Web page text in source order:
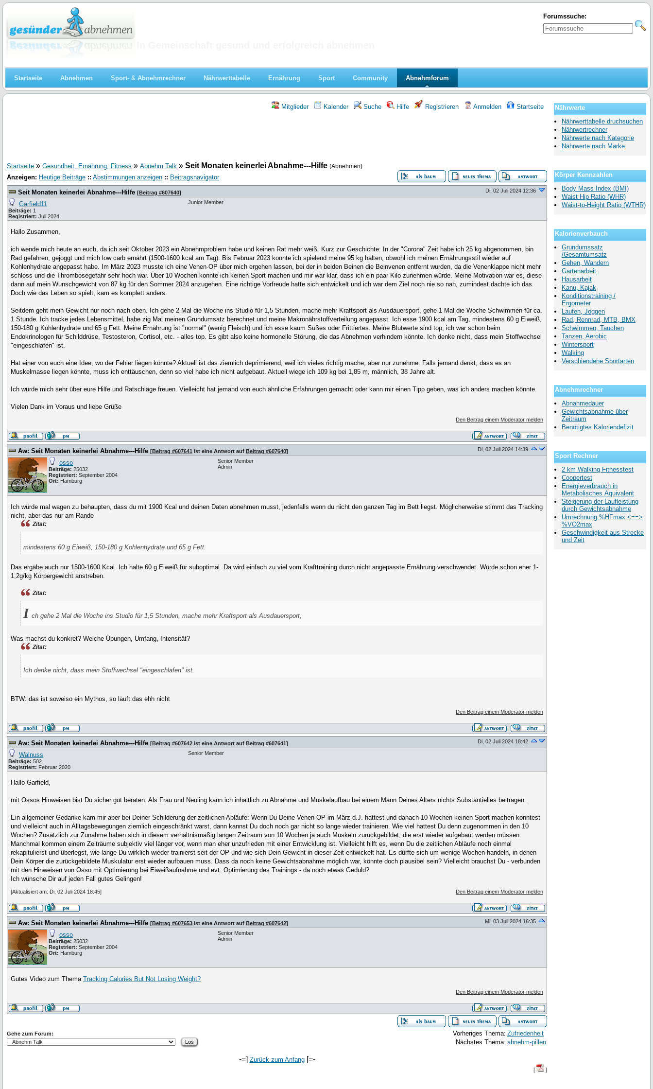
Forumssuche:
Startseite Abnehmen Sport- & Abnehmrechner Nährwerttabelle Ernährung Sport Community Abnehmforum
Mitglieder Kalender Suche Hilfe Registrieren Anmelden Startseite
Startseite » Gesundheit, Ernährung, Fitness » Abnehm Talk » Seit Monaten keinerlei Abnahme---Hilfe (Abnehmen)
Anzeigen: Heutige Beiträge :: Abstimmungen anzeigen :: Beitragsnavigator
Seit Monaten keinerlei Abnahme---Hilfe [Beitrag #607640] Di, 02 Juli 2024 12:36
Garfield11
Beiträge: 1
Registriert: Juli 2024
Junior Member
Hallo Zusammen,
ich wende mich heute an euch, da ich seit Oktober 2023 ein Abnehmproblem habe und keinen Rat mehr weiß. Kurz zur Geschichte: In der "Corona" Zeit habe ich 25 kg abgenommen, bin
Rad gefahren, gejoggt und mich low carb ernährt (1500-1600 kcal am Tag). Bis Februar 2023 konnte ich spielend meine 95 kg halten, obwohl ich meinen Ernährungsstil wieder auf
Kohlenhydrate angepasst habe. Im März 2023 musste ich eine Venen-OP über mich ergehen lassen, bei der in beiden Beinen die Beinvenen entfernt wurden, da die Venenklappe nicht mehr
schloss und die Thrombosegefahr sehr hoch war. Über 10 Wochen konnte ich keinen Sport machen und mir war klar, dass ich ein paar Kilo zunehmen würde. Meine Motivation war es, diese
dann auf mein Wunschgewicht von 87 kg für den Sommer 2024 anzugehen. Eine richtige Vorfreude hatte sich entwickelt und ich war dem Ziel noch nie so nah, zumindest dachte ich das.
Doch wie das Leben so spielt, kam es komplett anders.
Seitdem geht mein Gewicht nur noch nach oben. Ich gehe 2 Mal die Woche ins Studio für 1,5 Stunden, mache mehr Kraftsport als Ausdauersport, gehe 1 Mal die Woche Schwimmen für ca.
1 Stunde. Ich tracke jedes Lebensmittel, habe zig Mal meinen Grundumsatz berechnet und meine Makronährstoffverteilung angepasst. Ich esse 1900 kcal am Tag, mindestens 60 g Eiweiß,
150-180 g Kohlenhydrate und 65 g Fett. Meine Ernährung ist "normal" (wenig Fleisch) und ich esse kaum Süßes oder Frittiertes. Meine Blutwerte sind top, ich war schon beim
Endokrinologen für Schilddrüse, Testosteron, Cortisol, etc. - alles top. Es gibt also keine hormonelle Störung, die das Abnehmen verhindern könnte. Ich denke nicht, dass mein Stoffwechsel
"eingeschlafen" ist.
Hat einer von euch eine Idee, wo der Fehler liegen könnte? Aktuell ist das ziemlich deprimierend, weil ich vieles richtig mache, aber nur zunehme. Falls jemand denkt, dass es an
Muskelmasse liegen könnte, muss ich enttäuschen, denn so viel habe ich nicht aufgebaut. Aktuell wiege ich 109 kg bei 1,85 m, männlich, 38 Jahre alt.
Ich würde mich sehr über eure Hilfe und Ratschläge freuen. Vielleicht hat jemand von euch ähnliche Erfahrungen gemacht oder kann mir einen Tipp geben, was ich anders machen könnte.
Vielen Dank im Voraus und liebe Grüße
Den Beitrag einem Moderator melden
Aw: Seit Monaten keinerlei Abnahme---Hilfe [Beitrag #607641 ist eine Antwort auf Beitrag #607640] Di, 02 Juli 2024 14:39
osso
Beiträge: 25032
Registriert: September 2004
Ort: Hamburg
Senior Member
Admin
Ich würde mal wagen zu behaupten, dass du mit 1900 Kcal und deinen Daten abnehmen musst, jedenfalls wenn du nicht den ganzen Tag im Bett liegst. Möglicherweise stimmt das Tracking
nicht, aber das nur am Rande
Zitat:
mindestens 60 g Eiweiß, 150-180 g Kohlenhydrate und 65 g Fett.
Das ergäbe auch nur 1500-1600 Kcal. Ich halte 60 g Eiweiß für suboptimal. Da wird einfach zu viel vom Krafttraining durch nicht angepasste Ernährung verschwendet. Würde schon eher 1-
1,2g/kg Körpergewicht anstreben.
Zitat:
I ch gehe 2 Mal die Woche ins Studio für 1,5 Stunden, mache mehr Kraftsport als Ausdauersport,
Was machst du konkret? Welche Übungen, Umfang, Intensität?
Zitat:
Ich denke nicht, dass mein Stoffwechsel "eingeschlafen" ist.
BTW: das ist soweiso ein Mythos, so läuft das ehh nicht
Den Beitrag einem Moderator melden
Aw: Seit Monaten keinerlei Abnahme---Hilfe [Beitrag #607642 ist eine Antwort auf Beitrag #607641 ] Di, 02 Juli 2024 18:42
Walnuss
Beiträge: 502
Registriert: Februar 2020
Senior Member
Hallo Garfield,
mit Ossos Hinweisen bist Du sicher gut beraten. Als Frau und Neuling kann ich inhaltlich zu Abnahme und Muskelaufbau bei einem Mann Deines Alters nichts Substantielles beitragen.
Ein allgemeiner Gedanke kam mir aber bei Deiner Schilderung der zeitlichen Abläufe: Wenn Du Deine Venen-OP im März d.J. hattest und danach 10 Wochen keinen Sport machen konntest
und vielleicht auch in Alltagsbewegungen ziemlich eingeschränkt warst, dann kannst Du doch noch gar nicht so lange wieder trainieren. Wie viel hattest Du denn zugenommen in den 10
Wochen? Zusätzlich zur Zunahme haben sich in diesem verhältnismäßig langen Zeitraum von 10 Wochen ja auch Muskeln zurückgebildet, die erst wieder aufgebaut werden müssen.
Manchmal kommen einem Zeiträume subjektiv viel länger vor, wenn man eher unzufrieden mit einer Entwicklung ist. Vielleicht hilft es, wenn Du die zeitlichen Abläufe noch einmal
rekapitulierst und überlegst, wie lange Du wirklich wieder trainierst seit der OP und wie sich Dein Gewicht in dieser Zeit entwickelt hat. Es dürfte sich um wenige Wochen handeln, in denen
Dein Körper die zurückgebildete Muskulatur erst wieder aufbauen muss. Dass da noch keine Gewichtsabnahme möglich war, könnte doch plausibel sein? Vielleicht brauchst Du - verbunden
mit den Hinweisen von Osso mit Optimierung bei Eiweißaufnahme und evt. Optimierung des Trainings - da noch etwas Geduld?
Ich wünsche Dir auf jeden Fall gutes Gelingen!
[Aktualisiert am: Di, 02 Juli 2024 18:45] Den Beitrag einem Moderator melden
Aw: Seit Monaten keinerlei Abnahme---Hilfe [Beitrag #607653 ist eine Antwort auf Beitrag #607642] Mi, 03 Juli 2024 16:35
osso
Beiträge: 25032
Registriert: September 2004
Ort: Hamburg
Senior Member
Admin
Gutes Video zum ThemaTracking Calories But Not Losing Weight?
Den Beitrag einem Moderator melden
Vorheriges Thema: Zufriedenheit
Nächstes Thema: abnehm-pillen
Gehe zum Forum:
-=] Zurück zum Anfang[=-
[ ]
Nährwerte
Nährwerttabelle druchsuchen
Nährwertrechner
Nährwerte nach Kategorie
Nährwerte nach Marke
Körper Kennzahlen
Body Mass Index (BMI)
Waist Hip Ratio (WHR)
Waist-to-Height Ratio (WTHR)
Kalorienverbauch
Grundumssatz
/Gesamtumsatz
Gehen, Wandern
Gartenarbeit
Hausarbeit
Kanu, Kajak
Konditionstraining /
Ergometer
Laufen, Joggen
Rad, Rennrad, MTB, BMX
Schwimmen, Tauchen
Tanzen, Aerobic
Wintersport
Walking
Verschiendene Sportarten
Abnehmrechner
Abnahmedauer
Gewichtsabnahme über
Zeitraum
Benötigtes Kaloriendefizit
Sport Rechner
2 km Walking Fitnesstest
Coopertest
Energieverbrauch in
Metabolisches Äquivalent
Steigerung der Laufleistung
durch Gewichtsabnahme
Umrechnung %HFmax <==>
%VO2max
Geschwindigkeit aus Strecke
und Zeit